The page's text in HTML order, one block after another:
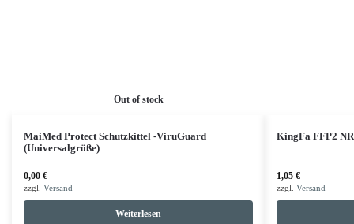
Out of stock
MaiMed Protect Schutzkittel -ViruGuard
(Universalgröße)
0,00 €
zzgl. Versand
Weiterlesen
KingFa FFP2
1,05 €
zzgl. Versand